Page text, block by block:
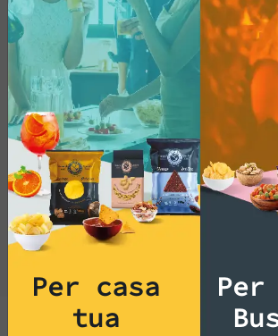
e appaganti.Provale oggi e
palato con questa
appassionante!
Per casa
tua